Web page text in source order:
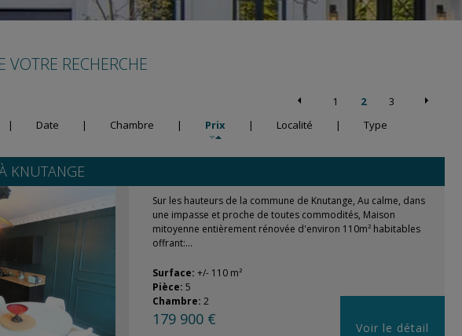
VOTRE RECHERCHE
1 2
3
| Date | Chambre | Prix | Localité | Type
KNUTANGE
Sur les hauteurs de la commune de Knutange, Au calme, dans
une impasse et proche de toutes commodités, Maison
mitoyenne entièrement rénovée d'environ 110m² habitables
offrant:...
Surface: +/- 110 m²
Pièce: 5
Chambre: 2
179 900 € Voir le détail